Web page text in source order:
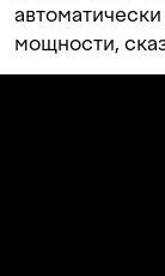
мощности,